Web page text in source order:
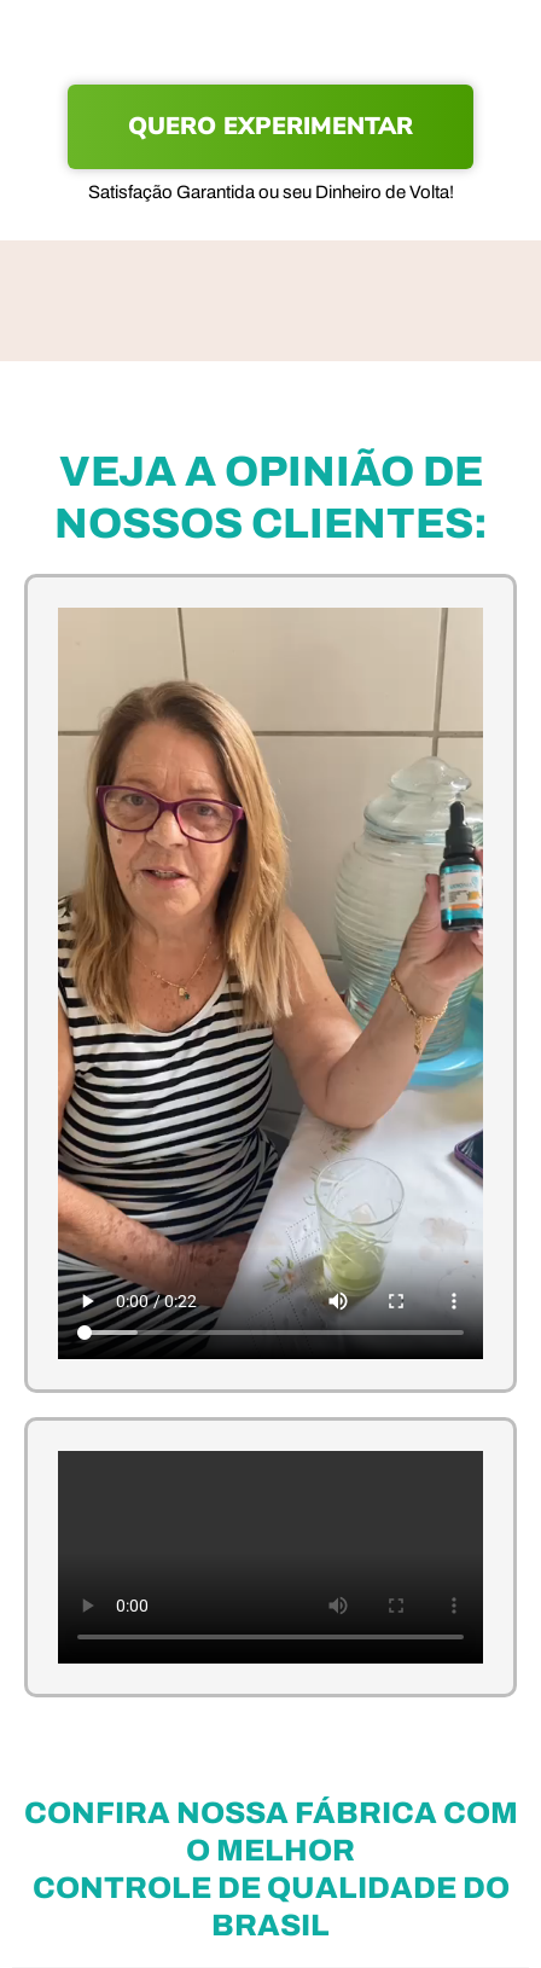
QUERO EXPERIMENTAR
Satisfação Garantida ou seu Dinheiro de Volta!
VEJA A OPINIÃO DE
NOSSOS CLIENTES:
CONFIRA NOSSA FÁBRICA COM
O MELHOR
CONTROLE DE QUALIDADE DO
BRASIL